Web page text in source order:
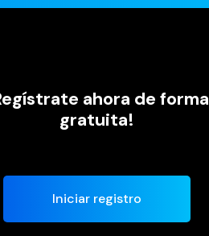
ahora de forma
gratuita!
Iniciar registro